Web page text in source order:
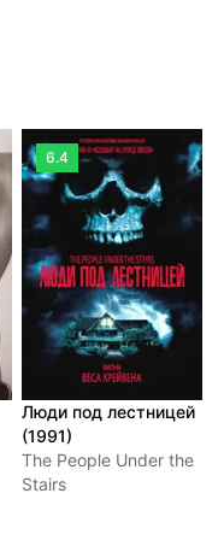
6.4
Люди под лестницей
(1991)
The People Under the
Stairs